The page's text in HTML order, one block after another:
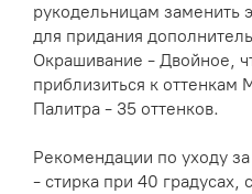
рукодельницам заменить
для придания
Окрашивание - Двойное,
приблизиться к оттенкам
Палитра - 35 оттенков.
Рекомендации по уходу
- стирка при 40 градусах,